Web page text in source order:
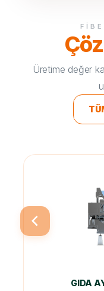
Üretime değer
GIDA